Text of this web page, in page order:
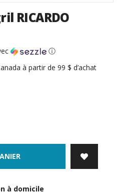
RICARDO
ⓘ
à partir de 99 $ d’achat
à domicile